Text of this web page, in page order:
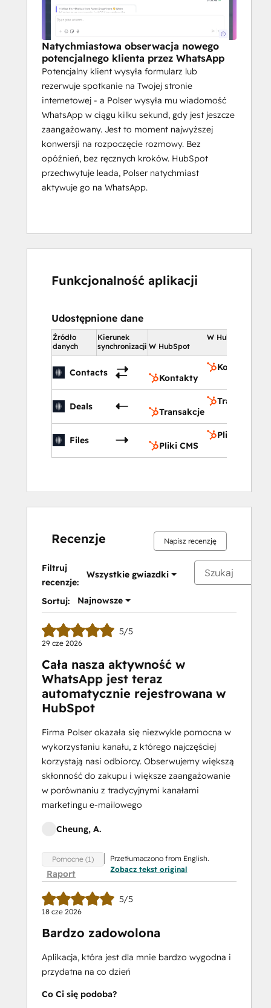
Natychmiastowa obserwacja nowego
potencjalnego klienta przez WhatsApp
Potencjalny klient wysyła formularz lub
rezerwuje spotkanie na Twojej stronie
internetowej - a Polser wysyła mu wiadomość
WhatsApp w ciągu kilku sekund, gdy jest jeszcze
zaangażowany. Jest to moment najwyższej
konwersji na rozpoczęcie rozmowy. Bez
opóźnień, bez ręcznych kroków. HubSpot
przechwytuje leada, Polser natychmiast
aktywuje go na WhatsApp.
Funkcjonalność aplikacji
Udostępnione dane
Źródło
danych
Kierunek
synchronizacji
W HubSpot
W HubSpot
Contacts
Kontakty
Kontakty
Deals
Transakcje
Transakcje
Files
Pliki CMS
Pliki CMS
Recenzje Napisz recenzję
Filtruj
recenzje:
Wszystkie gwiazdki
Sortuj: Najnowsze
5/5
29 cze 2026
Cała nasza aktywność w
WhatsApp jest teraz
automatycznie rejestrowana w
HubSpot
Firma Polser okazała się niezwykle pomocna w
wykorzystaniu kanału, z którego najczęściej
korzystają nasi odbiorcy. Obserwujemy większą
skłonność do zakupu i większe zaangażowanie
w porównaniu z tradycyjnymi kanałami
marketingu e-mailowego
Cheung, A.
Pomocne (1)
Raport
Przetłumaczono from English.
Zobacz tekst original
5/5
18 cze 2026
Bardzo zadowolona
Aplikacja, która jest dla mnie bardzo wygodna i
przydatna na co dzień
Co Ci się podoba?